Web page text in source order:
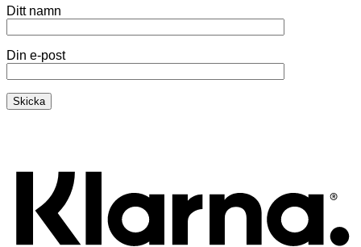
Ditt namn
Din e-post